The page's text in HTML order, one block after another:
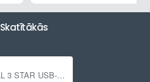
Skatītākās
ADAM HALL 3 STAR USB-C / 2 x XLR M, 1.5m